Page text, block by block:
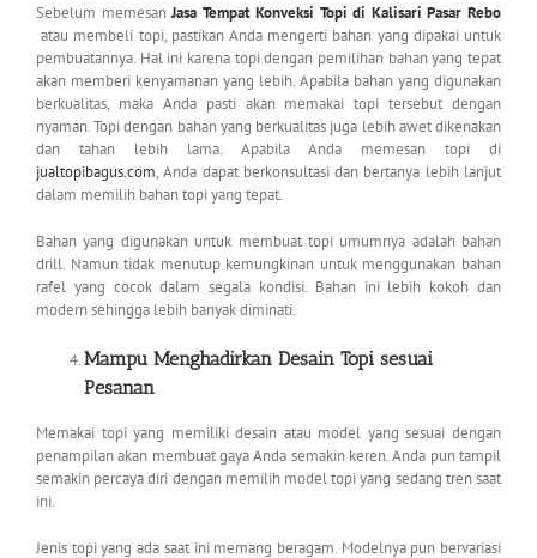
Sebelum memesanJasa Tempat Konveksi Topi di Kalisari Pasar Rebo
atau membeli topi, pastikan Anda mengerti bahan yang dipakai untuk
pembuatannya. Hal ini karena topi dengan pemilihan bahan yang tepat
akan memberi kenyamanan yang lebih. Apabila bahan yang digunakan
berkualitas, maka Anda pasti akan memakai topi tersebut dengan
nyaman. Topi dengan bahan yang berkualitas juga lebih awet dikenakan
dan tahan lebih lama. Apabila Anda memesan topi di
jualtopibagus.com, Anda dapat berkonsultasi dan bertanya lebih lanjut
dalam memilih bahan topi yang tepat.
Bahan yang digunakan untuk membuat topi umumnya adalah bahan
drill. Namun tidak menutup kemungkinan untuk menggunakan bahan
rafel yang cocok dalam segala kondisi. Bahan ini lebih kokoh dan
modern sehingga lebih banyak diminati.
Mampu Menghadirkan Desain Topi sesuai
Pesanan
Memakai topi yang memiliki desain atau model yang sesuai dengan
penampilan akan membuat gaya Anda semakin keren. Anda pun tampil
semakin percaya diri dengan memilih model topi yang sedang tren saat
ini.
Jenis topi yang ada saat ini memang beragam. Modelnya pun bervariasi